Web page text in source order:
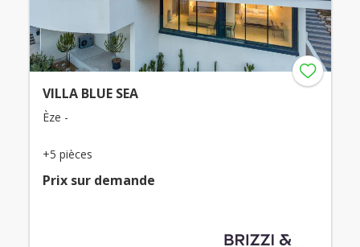
VILLA BLUE SEA
Èze -
+5 pièces
Prix ​​sur demande